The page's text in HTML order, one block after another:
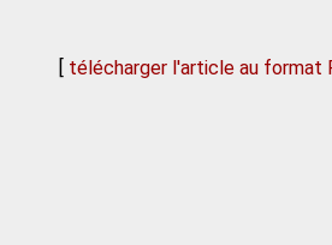
[ télécharger l'article au format